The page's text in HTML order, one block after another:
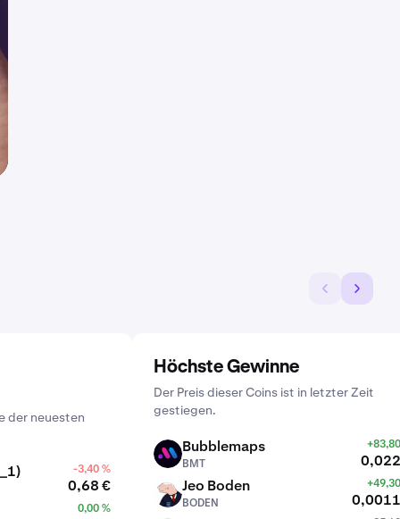
der neuesten
-3,40 %
0,68 €
0,00 %
Höchste Gewinne
Der Preis dieser Coins ist in letzter Zeit
gestiegen.
BMT Bubblemaps
BMT
BODEN Jeo Boden
BODEN